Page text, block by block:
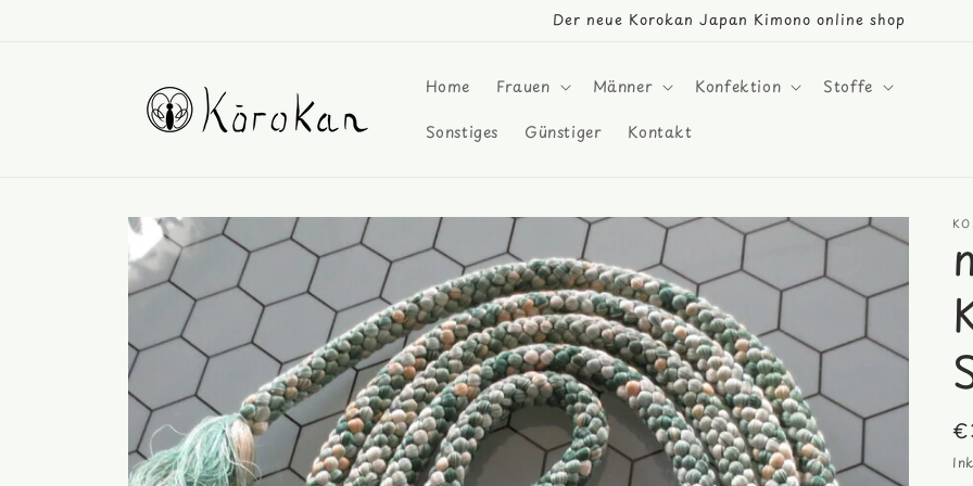
Der neue Korokan Japan Kimono online shop
Home Frauen Männer Konfektion
Stoffe
Sonstiges
Günstiger Kontakt
Produktinformationen
springen